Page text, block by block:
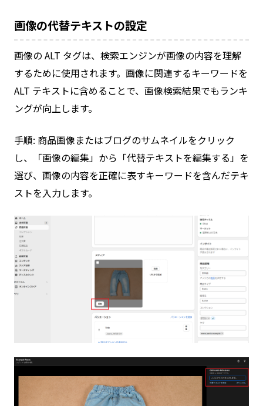
画像の代替テキストの設定
画像の ALT タグは、検索エンジンが画像の内容を理解
するために使用されます。画像に関連するキーワードを
ALT テキストに含めることで、画像検索結果でもランキ
ングが向上します。
手順: 商品画像またはブログのサムネイルをクリック
し、「画像の編集」から「代替テキストを編集する」を
選び、画像の内容を正確に表すキーワードを含んだテキ
ストを入力します。